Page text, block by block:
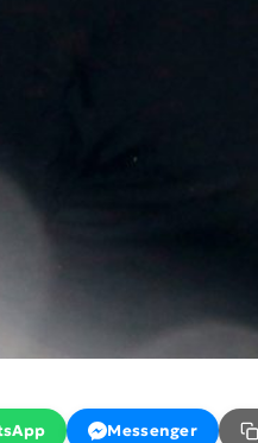
Messenger